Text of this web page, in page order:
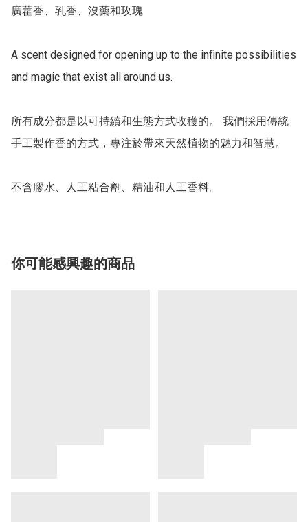
廣藿香、乳香、沒藥和玫瑰
A scent designed for opening up to the infinite possibilities
and magic that exist all around us.
所有成分都是以可持續和生態方式收穫的。 我們採用傳統
手工製作香的方式，專注於帶來天然植物的魅力和智慧。
不含膠水、人工粘合劑、精油和人工香料。
你可能感興趣的商品